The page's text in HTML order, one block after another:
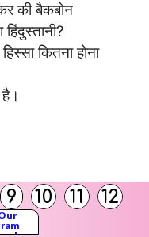
9 10 11 12
की बैकबोन
कितना होना
लिखिए: